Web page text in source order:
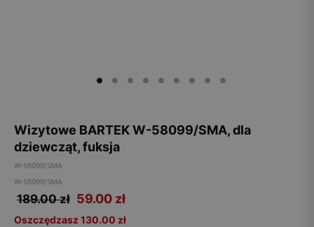
Wizytowe BARTEK W-58099/SMA, dla
dziewcząt, fuksja
W-58099/SMA
W-58099/SMA
189.00 zł 59.00 zł
Oszczędzasz 130.00 zł